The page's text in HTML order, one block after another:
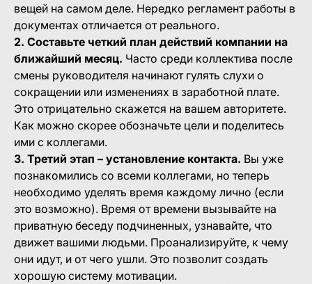
вещей на самом деле. Нередко регламент работы в
документах отличается от реального.
2. Составьте четкий план действий компании на
ближайший месяц. Часто среди коллектива после
смены руководителя начинают гулять слухи о
сокращении или изменениях в заработной плате.
Это отрицательно скажется на вашем авторитете.
Как можно скорее обозначьте цели и поделитесь
ими с коллегами.
3. Третий этап – установление контакта. Вы уже
познакомились со всеми коллегами, но теперь
необходимо уделять время каждому лично (если
это возможно). Время от времени вызывайте на
приватную беседу подчиненных, узнавайте, что
движет вашими людьми. Проанализируйте, к чему
они идут, и от чего ушли. Это позволит создать
хорошую систему мотивации.